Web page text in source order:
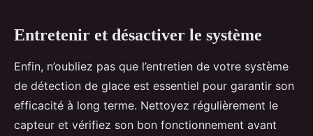
Entretenir et désactiver le système
Enfin, n’oubliez pas que l’entretien de votre système
de détection de glace est essentiel pour garantir son
efficacité à long terme. Nettoyez régulièrement le
capteur et vérifiez son bon fonctionnement avant